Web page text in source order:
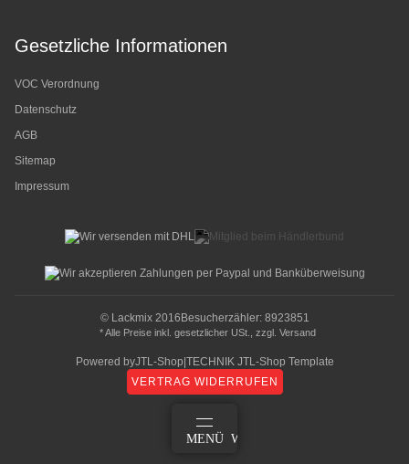
Gesetzliche Informationen
VOC Verordnung
Datenschutz
AGB
Sitemap
Impressum
© Lackmix 2016 Besucherzähler: 8923851
* Alle Preise inkl. gesetzlicher USt., zzgl. Versand
Powered byJTL-Shop TECHNIK JTL-Shop Template
VERTRAG WIDERRUFEN
MENÜ WARENKORB